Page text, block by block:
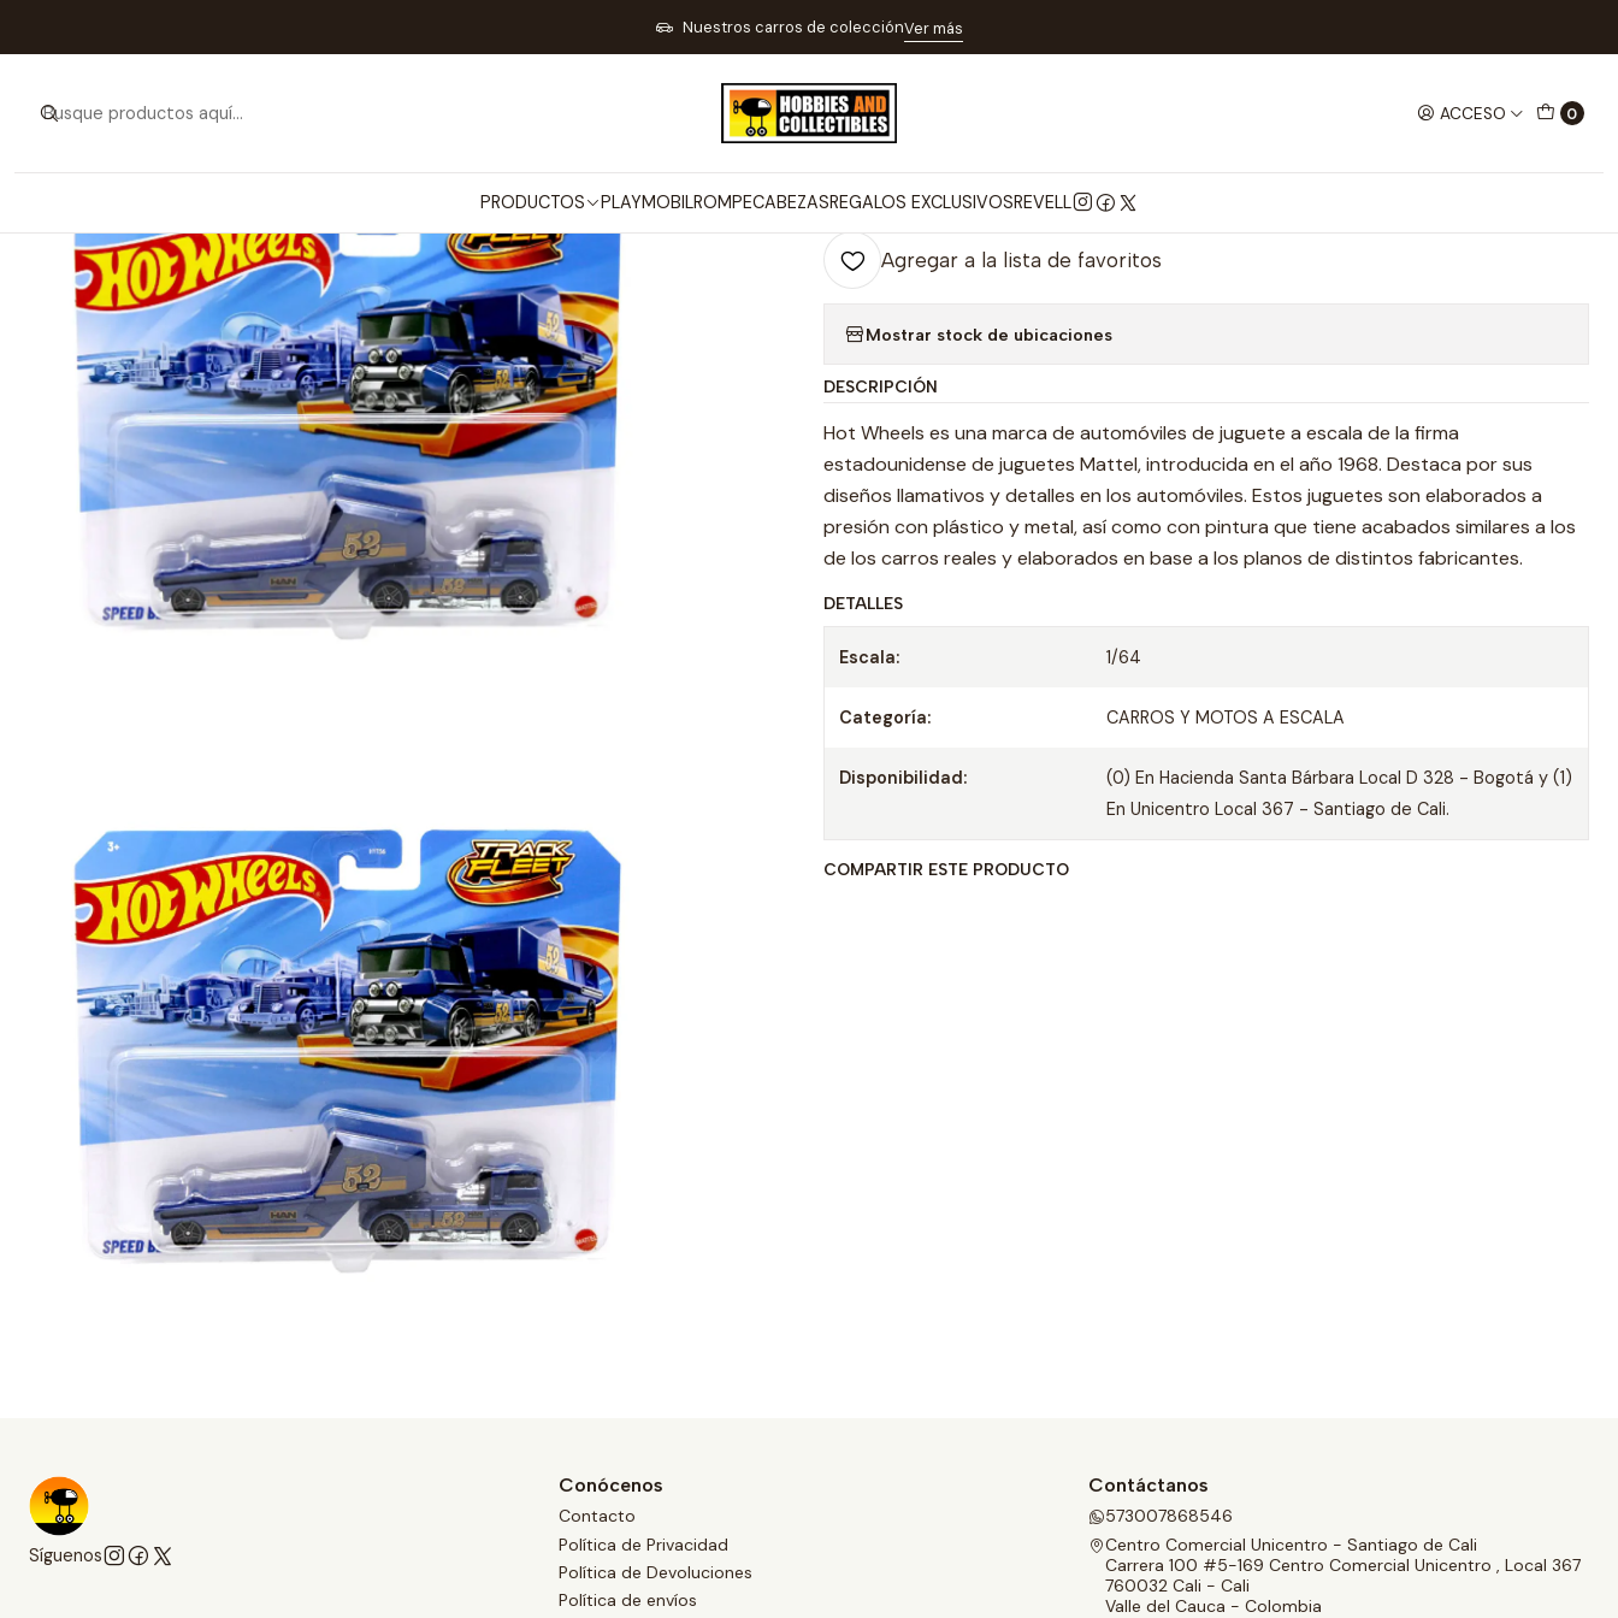
ACCESO 0
PRODUCTOS PLAYMOBILROMPECABEZASREGALOS EXCLUSIVOSREVELL
Nuestros carros de colecciónVer más
VEHÍCULOS DE COLECCIÓN CARROS Y MOTOS A ESCALA
|
Carro Colección Speeder Blaster 1/64
Cantidad
Comprar ahora
Agregar a la lista de favoritos
Mostrar stock de ubicaciones
DESCRIPCIÓN
Hot Wheels es una marca de automóviles de juguete a escala de la firma
estadounidense de juguetes Mattel, introducida en el año 1968. Destaca por sus
diseños llamativos y detalles en los automóviles. Estos juguetes son elaborados a
presión con plástico y metal, así como con pintura que tiene acabados similares a los
de los carros reales y elaborados en base a los planos de distintos fabricantes.
DETALLES
Escala: 1/64
Categoría: CARROS Y MOTOS A ESCALA
Disponibilidad:
(0) En Hacienda Santa Bárbara Local D 328 - Bogotá y (1)
En Unicentro Local 367 - Santiago de Cali.
COMPARTIR ESTE PRODUCTO
Síguenos
Conócenos
Contacto
Política de Privacidad
Política de Devoluciones
Política de envíos
Contáctanos
573007868546
Centro Comercial Unicentro - Santiago de Cali
Carrera 100 #5-169 Centro Comercial Unicentro , Local 367
760032 Cali - Cali
Valle del Cauca - Colombia